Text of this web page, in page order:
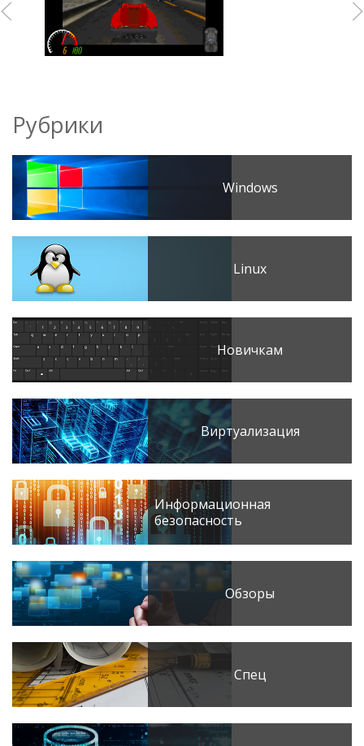
Рубрики
Windows
Linux
Новичкам
Виртуализация
Информационная
безопасность
Обзоры
Спец